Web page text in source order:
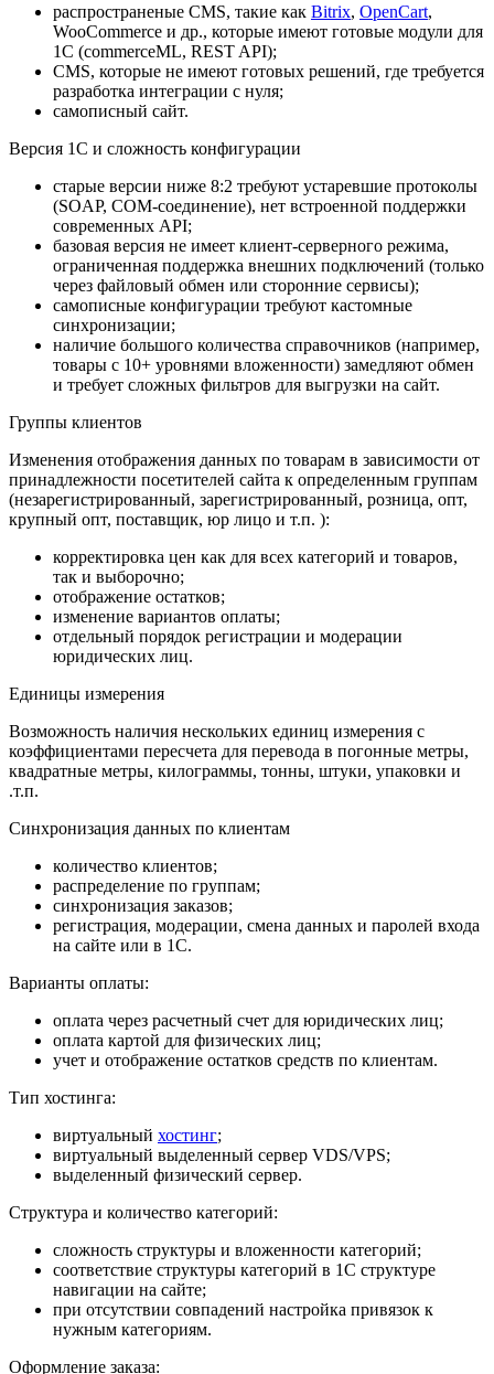
распространеные CMS, такие как Bitrix, OpenCart,
WooCommerce и др., которые имеют готовые модули для
1С (commerceML, REST API);
CMS, которые не имеют готовых решений, где требуется
разработка интеграции с нуля;
самописный сайт.
Версия 1С и сложность конфигурации
старые версии ниже 8:2 требуют устаревшие протоколы
(SOAP, COM-соединение), нет встроенной поддержки
современных API;
базовая версия не имеет клиент-серверного режима,
ограниченная поддержка внешних подключений (только
через файловый обмен или сторонние сервисы);
самописные конфигурации требуют кастомные
синхронизации;
наличие большого количества справочников (например,
товары с 10+ уровнями вложенности) замедляют обмен
и требует сложных фильтров для выгрузки на сайт.
Группы клиентов
Изменения отображения данных по товарам в зависимости от
принадлежности посетителей сайта к определенным группам
(незарегистрированный, зарегистрированный, розница, опт,
крупный опт, поставщик, юр лицо и т.п. ):
корректировка цен как для всех категорий и товаров,
так и выборочно;
отображение остатков;
изменение вариантов оплаты;
отдельный порядок регистрации и модерации
юридических лиц.
Единицы измерения
Возможность наличия нескольких единиц измерения с
коэффициентами пересчета для перевода в погонные метры,
квадратные метры, килограммы, тонны, штуки, упаковки и
.т.п.
Синхронизация данных по клиентам
количество клиентов;
распределение по группам;
синхронизация заказов;
регистрация, модерации, смена данных и паролей входа
на сайте или в 1С.
Варианты оплаты:
оплата через расчетный счет для юридических лиц;
оплата картой для физических лиц;
учет и отображение остатков средств по клиентам.
Тип хостинга:
виртуальный хостинг;
виртуальный выделенный сервер VDS/VPS;
выделенный физический сервер.
Структура и количество категорий:
сложность структуры и вложенности категорий;
соответствие структуры категорий в 1С структуре
навигации на сайте;
при отсутствии совпадений настройка привязок к
нужным категориям.
Оформление заказа: